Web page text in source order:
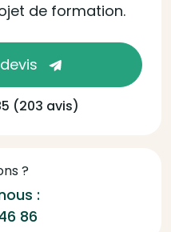
de formation.
(203 avis)
?
:
86